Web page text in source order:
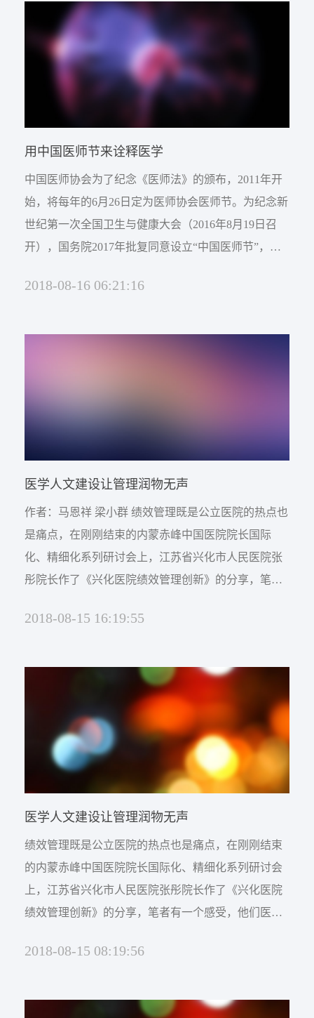
这位朋友院长的调侃不只是个调侃，从某个角度上
用中国医师节来诠释医学
中国医师协会为了纪念《医师法》的颁布，2011年开
始，将每年的6月26日定为医师协会医师节。为纪念新
世纪第一次全国卫生与健康大会（2016年8月19日召
开），国务院2017年批复同意设立“中国医师节”，自
由行业性惯例提升为举国性行为。“中国医师节”，继
2018-08-16 06:21:16
医学人文建设让管理润物无声
作者：马恩祥 梁小群 绩效管理既是公立医院的热点也
是痛点，在刚刚结束的内蒙赤峰中国医院院长国际
化、精细化系列研讨会上，江苏省兴化市人民医院张
彤院长作了《兴化医院绩效管理创新》的分享，笔者
致。说简单是因为他们的绩效理念明快清晰。说绩效
醉科都做成了一个绩效考核的数据子系统。整个分享
内容的背后，感受到他们的医学人文气息十分浓厚，
特别是科主...
2018-08-15 16:19:55
医学人文建设让管理润物无声
绩效管理既是公立医院的热点也是痛点，在刚刚结束
的内蒙赤峰中国医院院长国际化、精细化系列研讨会
上，江苏省兴化市人民医院张彤院长作了《兴化医院
绩效管理创新》的分享，笔者有一个感受，他们医院
的绩效理念明快清晰。说绩效方案详细，就是充分运
考核的数据子系统。整个分享内容的背后，感受到他
2018-08-15 08:19:56